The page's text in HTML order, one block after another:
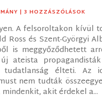
| 3 HOZZÁSZÓLÁSOK
A felsoroltakon kívül
Ross és Szent-Györgyi
is meggyőződhetett
ateista
tudatlanság élteti. Az
nem tudták
akit érdekel a...